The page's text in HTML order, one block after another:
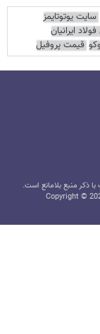
سایت یوتوتایمز
ایرانیان
قیمت پروفیل
ذکر منبع بلامانع است.
Copyright ©